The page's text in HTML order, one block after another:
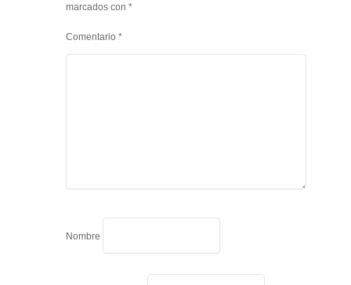
marcados con *
Comentario *
Nombre